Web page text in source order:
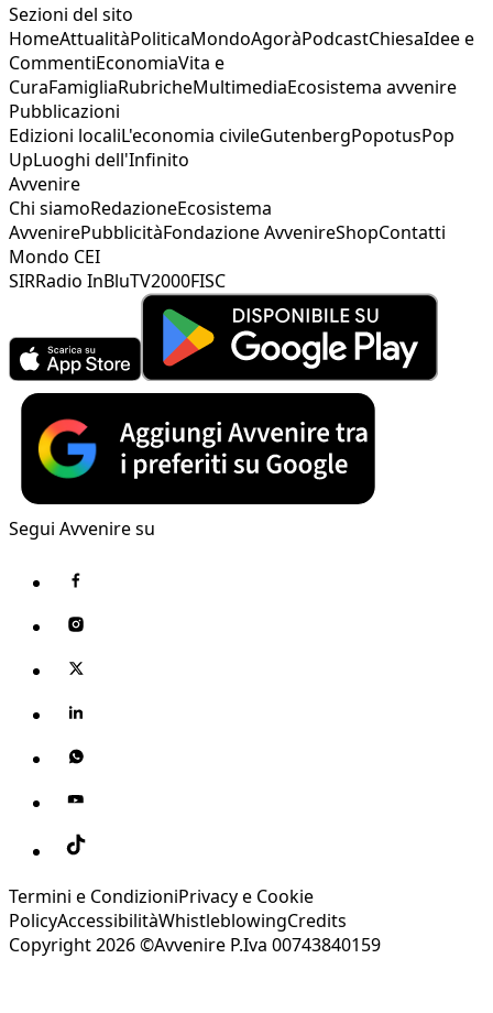
Sezioni del sito
HomeAttualitàPoliticaMondoAgoràPodcastChiesaIdee e
CommentiEconomiaVita e
CuraFamigliaRubricheMultimediaEcosistema avvenire
Pubblicazioni
Edizioni localiL'economia civileGutenbergPopotusPop
UpLuoghi dell'Infinito
Avvenire
Chi siamoRedazioneEcosistema
AvvenirePubblicitàFondazione AvvenireShopContatti
Mondo CEI
SIRRadio InBluTV2000FISC
Segui Avvenire su
Termini e CondizioniPrivacy e Cookie
PolicyAccessibilitàWhistleblowingCredits
Copyright 2026 ©Avvenire P.Iva 00743840159